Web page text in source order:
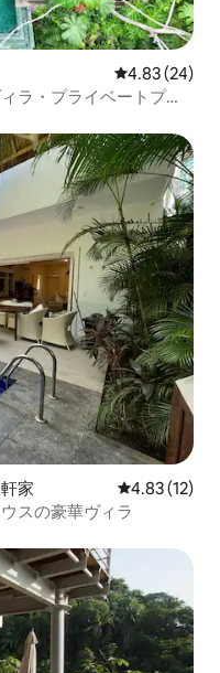
レビュー24
4.83 (24)
ラ・プライベートプー
家 レビュー12
4.83 (12)
スの豪華ヴィラ